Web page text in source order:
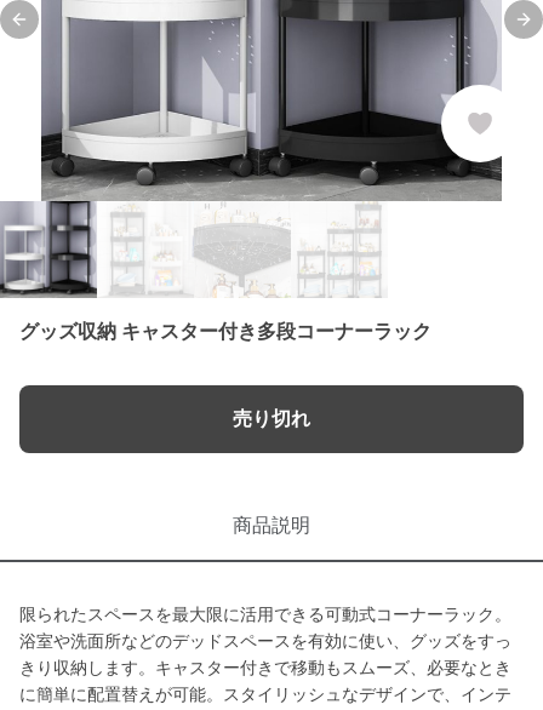
Previous slide
グッズ収納 キャスター付き多段コーナーラック
売り切れ
商品説明
限られたスペースを最大限に活用できる可動式コーナーラック。
浴室や洗面所などのデッドスペースを有効に使い、グッズをすっ
きり収納します。キャスター付きで移動もスムーズ、必要なとき
に簡単に配置替えが可能。スタイリッシュなデザインで、インテ